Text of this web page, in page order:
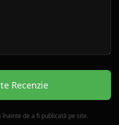
Recenzie
de a fi publicată pe site.